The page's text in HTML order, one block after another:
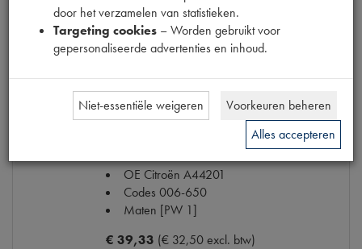
Info
STUURRONDSEL 7T 1E MODEL (4)
OE Citroën A44201
Codes 006-650
Maten [PW 1]
€ 39,33 (€ 32,50 excl. btw)
door het verzamelen van statistieken.
Targeting cookies – Worden gebruikt voor
gepersonaliseerde advertenties en inhoud.
Niet-essentiële weigeren
Voorkeuren beheren
Alles accepteren